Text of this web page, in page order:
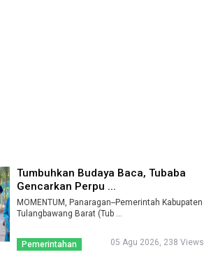
Tumbuhkan Budaya Baca, Tubaba
Gencarkan Perpu ...
MOMENTUM, Panaragan--Pemerintah Kabupaten
Tulangbawang Barat (Tub ...
Pemerintahan 05 Agu 2026, 238 Views